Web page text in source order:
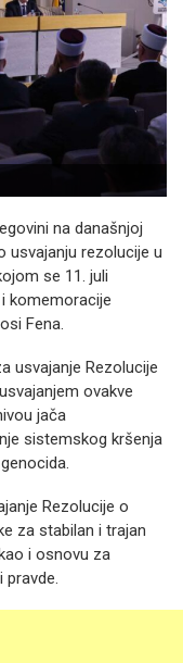
na današnjoj
usvajanju rezolucije u
se 11. juli
komemoracije
Fena.
usvajanje Rezolucije
ovakve
jača
sistemskog kršenja
Rezolucije o
za stabilan i trajan
i osnovu za
pravde.